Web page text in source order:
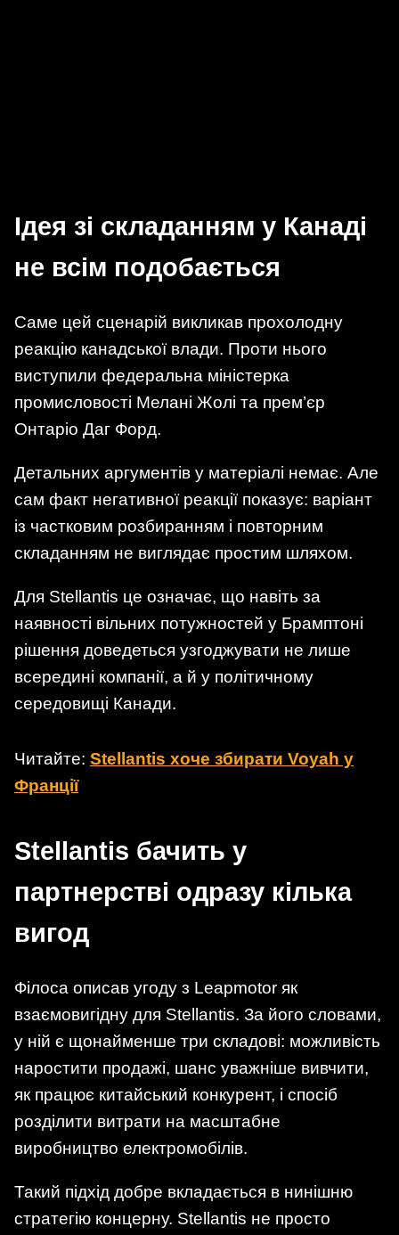
Ідея зі складанням у Канаді
не всім подобається
Саме цей сценарій викликав прохолодну
реакцію канадської влади. Проти нього
виступили федеральна міністерка
промисловості Мелані Жолі та прем’єр
Онтаріо Даг Форд.
Детальних аргументів у матеріалі немає. Але
сам факт негативної реакції показує: варіант
із частковим розбиранням і повторним
складанням не виглядає простим шляхом.
Для Stellantis це означає, що навіть за
наявності вільних потужностей у Брамптоні
рішення доведеться узгоджувати не лише
всередині компанії, а й у політичному
середовищі Канади.
Читайте: Stellantis хоче збирати Voyah у
Франції
Stellantis бачить у
партнерстві одразу кілька
вигод
Філоса описав угоду з Leapmotor як
взаємовигідну для Stellantis. За його словами,
у ній є щонайменше три складові: можливість
наростити продажі, шанс уважніше вивчити,
як працює китайський конкурент, і спосіб
розділити витрати на масштабне
виробництво електромобілів.
Такий підхід добре вкладається в нинішню
стратегію концерну. Stellantis не просто